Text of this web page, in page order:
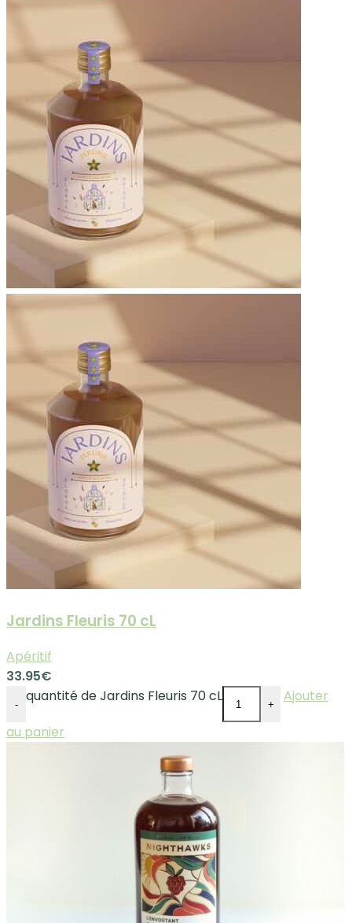
Jardins Fleuris 70 cL
Apéritif
33.95€
- quantité de Jardins Fleuris 70 cL +
Ajouter
au panier